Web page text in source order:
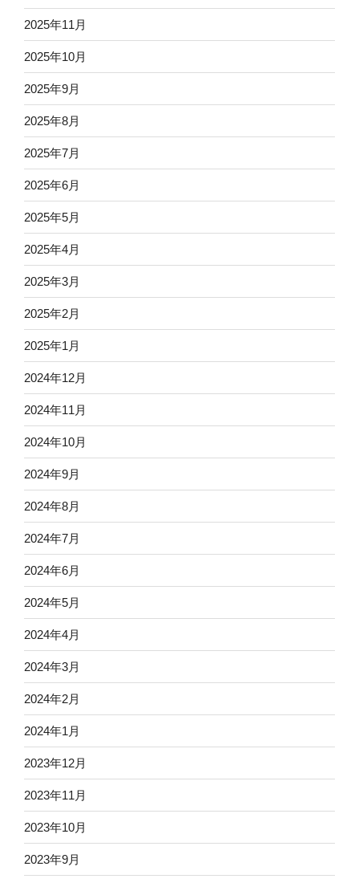
2025年11月
2025年10月
2025年9月
2025年8月
2025年7月
2025年6月
2025年5月
2025年4月
2025年3月
2025年2月
2025年1月
2024年12月
2024年11月
2024年10月
2024年9月
2024年8月
2024年7月
2024年6月
2024年5月
2024年4月
2024年3月
2024年2月
2024年1月
2023年12月
2023年11月
2023年10月
2023年9月